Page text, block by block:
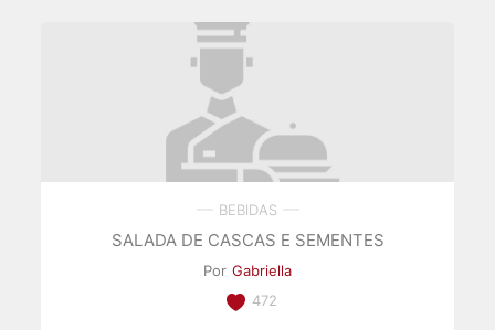
BEBIDAS
SALADA DE CASCAS E SEMENTES
Por Gabriella
472